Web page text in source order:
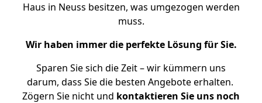
Haus in Neuss besitzen, was umgezogen werden
muss.
Wir haben immer die perfekte Lösung für Sie.
Sparen Sie sich die Zeit – wir kümmern uns
darum, dass Sie die besten Angebote erhalten.
Zögern Sie nicht und kontaktieren Sie uns noch